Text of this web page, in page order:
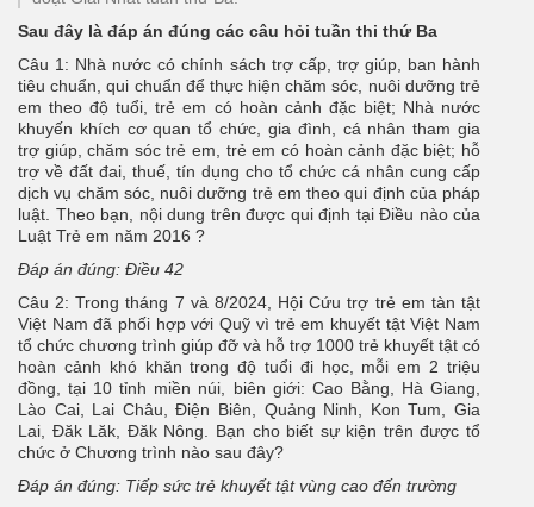
Sau đây là đáp án đúng các câu hỏi tuần thi thứ Ba
Câu 1: Nhà nước có chính sách trợ cấp, trợ giúp, ban hành
tiêu chuẩn, qui chuẩn để thực hiện chăm sóc, nuôi dưỡng trẻ
em theo độ tuổi, trẻ em có hoàn cảnh đặc biệt; Nhà nước
khuyến khích cơ quan tổ chức, gia đình, cá nhân tham gia
trợ giúp, chăm sóc trẻ em, trẻ em có hoàn cảnh đặc biệt; hỗ
trợ về đất đai, thuế, tín dụng cho tổ chức cá nhân cung cấp
dịch vụ chăm sóc, nuôi dưỡng trẻ em theo qui định của pháp
luật. Theo bạn, nội dung trên được qui định tại Điều nào của
Luật Trẻ em năm 2016 ?
Đáp án đúng: Điều 42
Câu 2: Trong tháng 7 và 8/2024, Hội Cứu trợ trẻ em tàn tật
Việt Nam đã phối hợp với Quỹ vì trẻ em khuyết tật Việt Nam
tổ chức chương trình giúp đỡ và hỗ trợ 1000 trẻ khuyết tật có
hoàn cảnh khó khăn trong độ tuổi đi học, mỗi em 2 triệu
đồng, tại 10 tỉnh miền núi, biên giới: Cao Bằng, Hà Giang,
Lào Cai, Lai Châu, Điện Biên, Quảng Ninh, Kon Tum, Gia
Lai, Đăk Lăk, Đăk Nông. Bạn cho biết sự kiện trên được tổ
chức ở Chương trình nào sau đây?
Đáp án đúng: Tiếp sức trẻ khuyết tật vùng cao đến trường